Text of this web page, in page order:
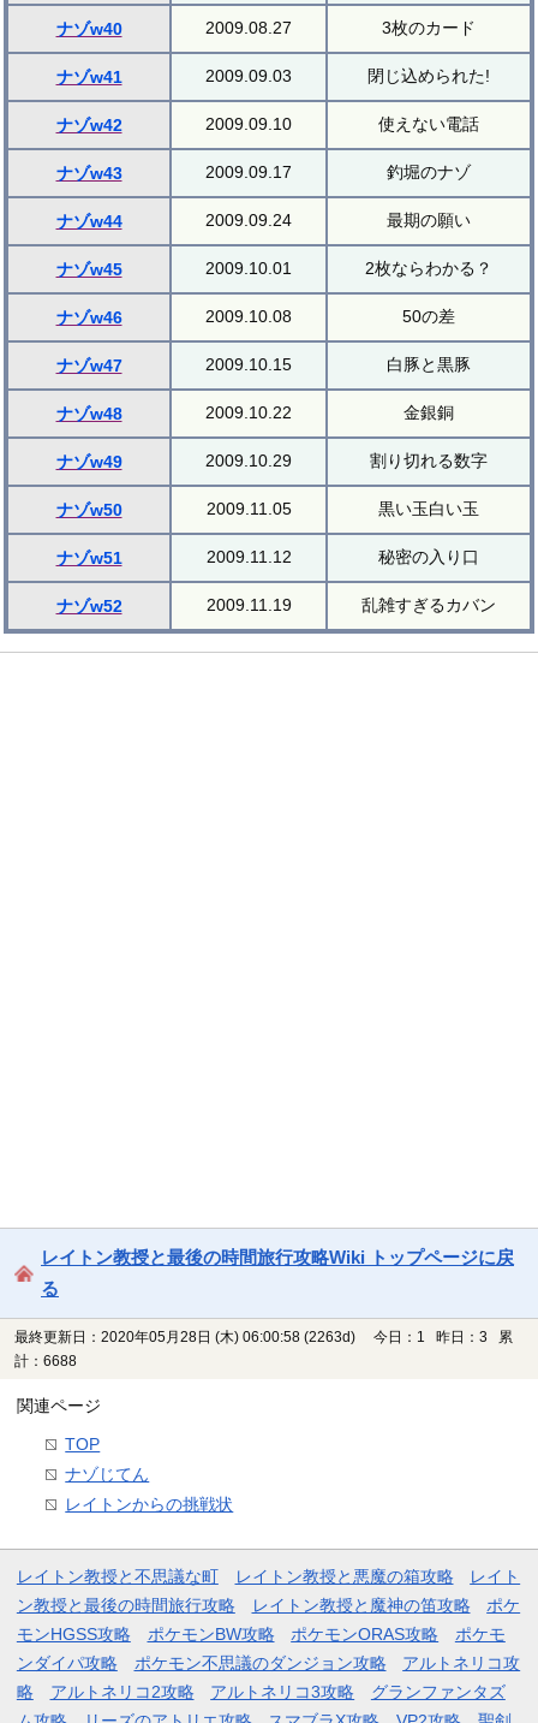
ナゾw40 2009.08.27 3枚のカード
ナゾw41 2009.09.03 閉じ込められた!
ナゾw42 2009.09.10 使えない電話
ナゾw43 2009.09.17 釣堀のナゾ
ナゾw44 2009.09.24 最期の願い
ナゾw45 2009.10.01 2枚ならわかる？
ナゾw46 2009.10.08 50の差
ナゾw47 2009.10.15 白豚と黒豚
ナゾw48 2009.10.22 金銀銅
ナゾw49 2009.10.29 割り切れる数字
ナゾw50 2009.11.05 黒い玉白い玉
ナゾw51 2009.11.12 秘密の入り口
ナゾw52 2009.11.19 乱雑すぎるカバン
レイトン教授と最後の時間旅行攻略Wiki トップページに戻
る
最終更新日：2020年05月28日 (木) 06:00:58 (2263d)
今日：1 昨日：3 累
計：6688
関連ページ
TOP
ナゾじてん
レイトンからの挑戦状
レイトン教授と不思議な町 レイトン教授と悪魔の箱攻略
レイト
ン教授と最後の時間旅行攻略
レイトン教授と魔神の笛攻略
ポケ
モンHGSS攻略
ポケモンBW攻略 ポケモンORAS攻略
ポケモ
ンダイパ攻略
ポケモン不思議のダンジョン攻略
アルトネリコ攻
略
アルトネリコ2攻略 アルトネリコ3攻略
グランファンタズ